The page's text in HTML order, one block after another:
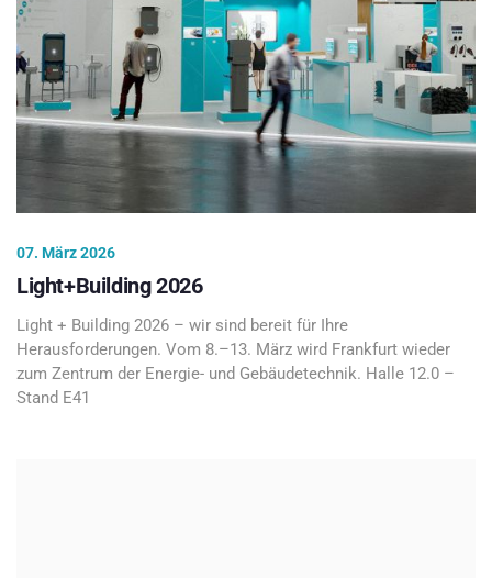
07. März 2026
Light+Building 2026
Light + Building 2026 – wir sind bereit für Ihre
Herausforderungen. Vom 8.–13. März wird Frankfurt wieder
zum Zentrum der Energie- und Gebäudetechnik. Halle 12.0 –
Stand E41